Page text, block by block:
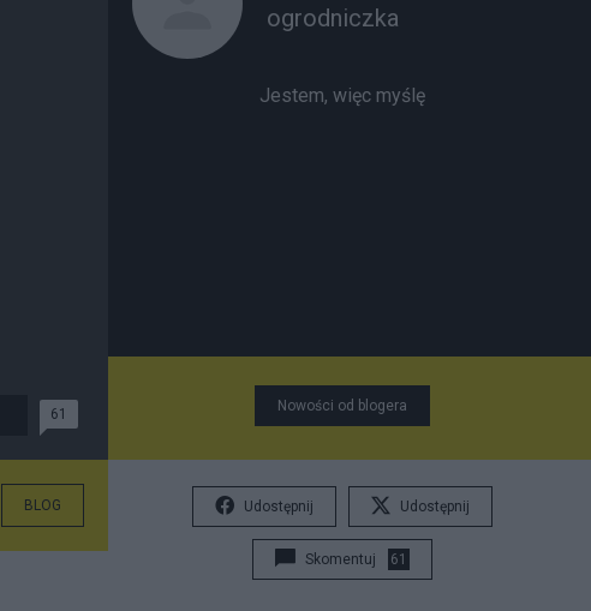
61
BLOG
ogrodniczka
Jestem, więc myślę
Nowości od blogera
Udostępnij Udostępnij
Skomentuj 61